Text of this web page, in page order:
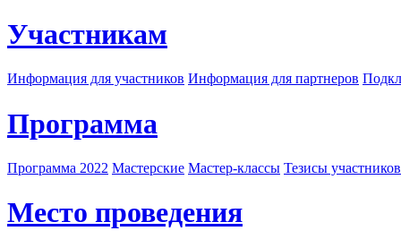
Участникам
Информация для участников Информация для партнеров
Программа
Программа 2022 Мастерские Мастер-классы Тезисы
Место проведения